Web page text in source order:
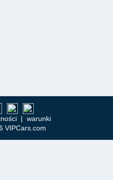
| warunki
VIPCars.com